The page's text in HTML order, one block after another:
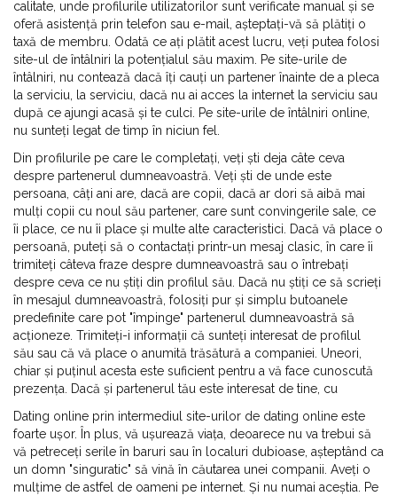
calitate, unde profilurile utilizatorilor sunt verificate manual și se
oferă asistență prin telefon sau e-mail, așteptați-vă să plătiți o
taxă de membru. Odată ce ați plătit acest lucru, veți putea folosi
site-ul de întâlniri la potențialul său maxim. Pe site-urile de
întâlniri, nu contează dacă îți cauți un partener înainte de a pleca
la serviciu, la serviciu, dacă nu ai acces la internet la serviciu sau
după ce ajungi acasă și te culci. Pe site-urile de întâlniri online,
nu sunteți legat de timp în niciun fel.
Din profilurile pe care le completați, veți ști deja câte ceva
despre partenerul dumneavoastră. Veți ști de unde este
persoana, câți ani are, dacă are copii, dacă ar dori să aibă mai
mulți copii cu noul său partener, care sunt convingerile sale, ce
îi place, ce nu îi place și multe alte caracteristici. Dacă vă place o
persoană, puteți să o contactați printr-un mesaj clasic, în care îi
trimiteți câteva fraze despre dumneavoastră sau o întrebați
despre ceva ce nu știți din profilul său. Dacă nu știți ce să scrieți
în mesajul dumneavoastră, folosiți pur și simplu butoanele
predefinite care pot "împinge" partenerul dumneavoastră să
acționeze. Trimiteți-i informații că sunteți interesat de profilul
său sau că vă place o anumită trăsătură a companiei. Uneori,
chiar și puținul acesta este suficient pentru a vă face cunoscută
prezența. Dacă și partenerul tău este interesat de tine, cu
Dating online prin intermediul site-urilor de dating online este
foarte ușor. În plus, vă ușurează viața, deoarece nu va trebui să
vă petreceți serile în baruri sau în localuri dubioase, așteptând ca
un domn "singuratic" să vină în căutarea unei companii. Aveți o
mulțime de astfel de oameni pe internet. Și nu numai aceștia. Pe